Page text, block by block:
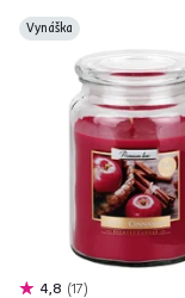
Vynáška
4,8 17